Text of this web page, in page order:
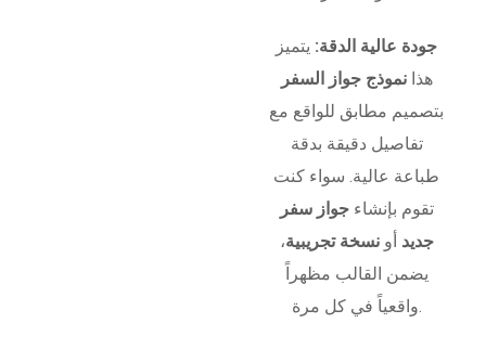
جودة عالية الدقة: يتميز
هذانموذج جواز السفر
بتصميم مطابق للواقع مع
تفاصيل دقيقة بدقة
طباعة عالية. سواء كنت
تقوم بإنشاءجواز سفر
جديد أونسخة تجريبية،
يضمن القالب مظهراً
واقعياً في كل مرة.